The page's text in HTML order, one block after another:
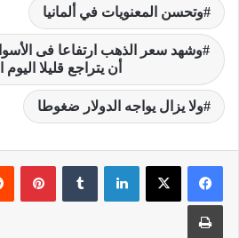
وتحسن المعنويات في ألمانيا
وشهد سعر الذهب ارتفاعا فى
أن يتراجع قليلا
ولا يزال يواجه الدولار ضغوطا
لينكدإن بينتيريست